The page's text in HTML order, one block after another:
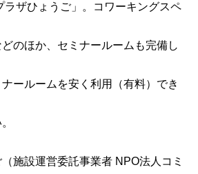
ラザひょうご」。コワーキングスペ
のほか、セミナールームも完備し
ールームを安く利用（有料）でき
施設運営委託事業者 NPO法人コミ